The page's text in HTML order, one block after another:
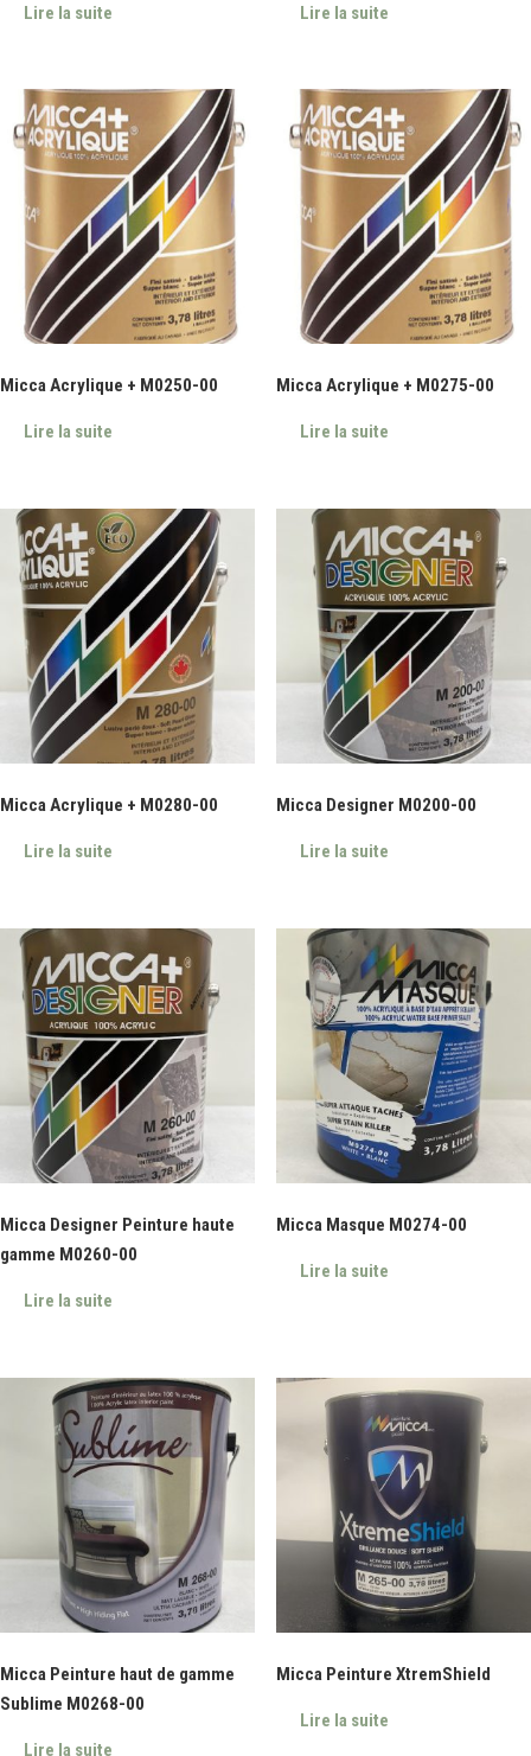
Lire la suite Lire la suite
Micca Acrylique + M0250-00
Lire la suite
Micca Acrylique + M0275-00
Lire la suite
Micca Acrylique + M0280-00
Lire la suite
Micca Designer M0200-00
Lire la suite
Micca Designer Peinture haute
gamme M0260-00
Lire la suite
Micca Masque M0274-00
Lire la suite
Micca Peinture haut de gamme
Sublime M0268-00
Lire la suite
Micca Peinture XtremShield
Lire la suite